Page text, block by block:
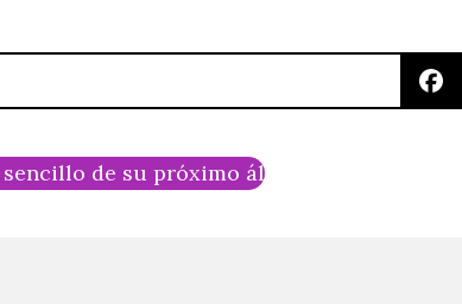
de su próximo álbum